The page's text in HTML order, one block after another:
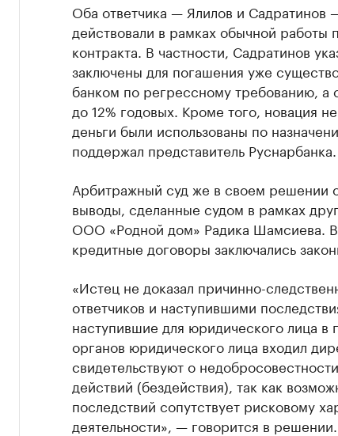
Оба ответчика — Ялилов и Садратинов
действовали в рамках обычной работы
контракта. В частности, Садратинов
заключены для погашения уже
банком по регрессному требованию, а
до 12% годовых. Кроме того, новация
деньги были использованы по
поддержал представитель Руснарбанка.
Арбитражный суд же в своем решении
выводы, сделанные судом в рамках
ООО «Родной дом» Радика Шамсиева.
кредитные договоры заключались
«Истец не доказал причинно-
ответчиков и наступившими
наступившие для юридического лица в
органов юридического лица входил
свидетельствуют о
действий (бездействия), так как
последствий сопутствует рисковому
деятельности», — говорится в решении.